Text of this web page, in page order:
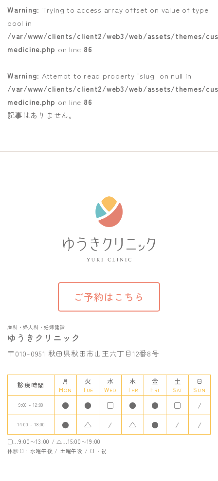
Warning: Trying to access array offset on value of type
bool in
/var/www/clients/client2/web3/web/assets/themes/
medicine.php on line 86
Warning: Attempt to read property "slug" on null in
/var/www/clients/client2/web3/web/assets/themes/
medicine.php on line 86
記事はありません。
ご予約はこちら
産科・婦人科・妊婦健診
ゆうきクリニック
〒010-0951 秋田県秋田市山王六丁目12番8号
診療時間 月
MON
火
TUE
水
WED
木
THR
金
FRI
土
SAT
日
SUN
9:00 - 12:00
● ● □ ● ● □ /
14:00 - 18:00 ● △ / △ ● / /
□…9:00〜13:00 / △…15:00〜19:00
休診日 : 水曜午後 / 土曜午後 / 日・祝